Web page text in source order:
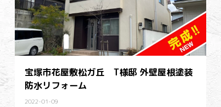
宝塚市花屋敷松ガ丘 T様邸 外壁屋根塗装
防水リフォーム
2022-01-09